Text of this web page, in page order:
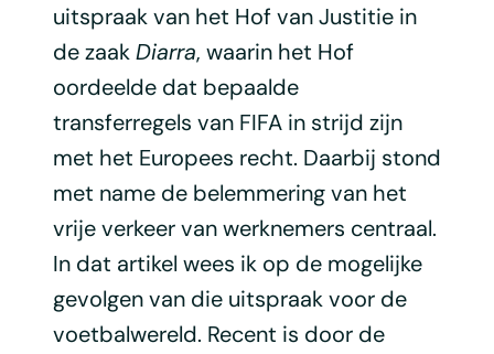
uitspraak van het Hof van Justitie in
de zaakDiarra, waarin het Hof
oordeelde dat bepaalde
transferregels van FIFA in strijd zijn
met het Europees recht. Daarbij stond
met name de belemmering van het
vrije verkeer van werknemers centraal.
In dat artikel wees ik op de mogelijke
gevolgen van die uitspraak voor de
voetbalwereld. Recent is door de